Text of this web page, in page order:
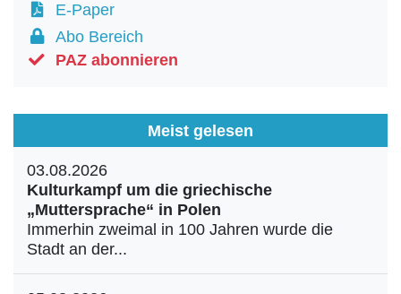
Aktuelle Ausgabe
Abo Prämien
Archiv
Mediadaten
Kontakt
Impressum
Datenschutz
E-Paper
Abo Bereich
PAZ abonnieren
Meist gelesen
03.08.2026
Kulturkampf um die griechische
„Muttersprache“ in Polen
Immerhin zweimal in 100 Jahren wurde die
Stadt an der...